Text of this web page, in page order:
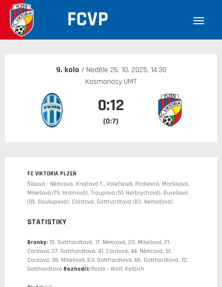
FCVP
30. 12. 1899
9. kolo / Neděle 26. 10. 2025, 14:30
Kosmonosy UMT
0:12
(0:7)
FC VIKTORIA PLZEŇ
Šůsová - Němcová, Krejčová T., Valečková, Podlesná, Maršíková,
Mikešová (75. Hrdinová), Troupová (51. Herbrychová), Burešová
(59. Soukupová), Cardová, Gotthardtová (83. Nehodová)
STATISTIKY
Branky: 10. Gotthardtová, 17. Němcová, 20. Mikešová, 21.
Cardová, 27. Gotthardtová, 41. Cardová, 44. Němcová, 51.
Cardová, 59. Mikešová, 63. Gotthardtová, 66. Gotthardtová, 72.
Gotthardtová Rozhodčí: Polák – Wolf, Kelbich